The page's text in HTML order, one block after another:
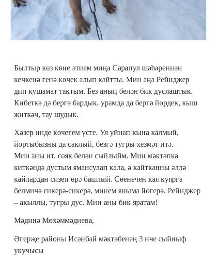
Былтыр көз көне әтием миңа Сарапул шәһәреннән
кечкенә генә көчек алып кайтты. Мин аңа Рейнджер
дип кушамат тактым. Без аның белән бик дуслаштык.
Кибеткә дә бергә бардык, урамда да бергә йөрдек, кыш
җиткәч, тау шудык.
Хәзер инде көчегем үсте. Ул уйнап кына калмый,
йортыбызны да саклый, безгә тугры хезмәт итә.
Мин аны ит, сөяк белән сыйлыйм. Мин мәктәпкә
киткәндә дустым ямансулап кала, ә кайтканны әллә
кайлардан сизеп өрә башлый. Сөенечен кая куярга
белмичә сикерә-сикерә, минем яныма йөгерә. Рейнджер
– акыллы, тугры дус. Мин аны бик яратам!
Мәдинә Мөхәммәдиева,
Әгерҗе районы Исәнбай мәктәбенең 3 нче сыйныф
укучысы